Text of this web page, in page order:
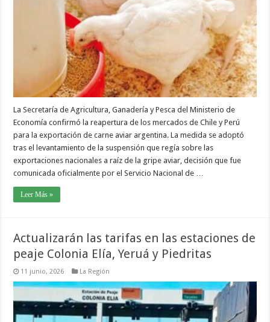
La Secretaría de Agricultura, Ganadería y Pesca del Ministerio de
Economía confirmó la reapertura de los mercados de Chile y Perú
para la exportación de carne aviar argentina. La medida se adoptó
tras el levantamiento de la suspensión que regía sobre las
exportaciones nacionales a raíz de la gripe aviar, decisión que fue
comunicada oficialmente por el Servicio Nacional de …
Leer Más »
Actualizarán las tarifas en las estaciones de
peaje Colonia Elía, Yeruá y Piedritas
11 junio, 2026 La Región